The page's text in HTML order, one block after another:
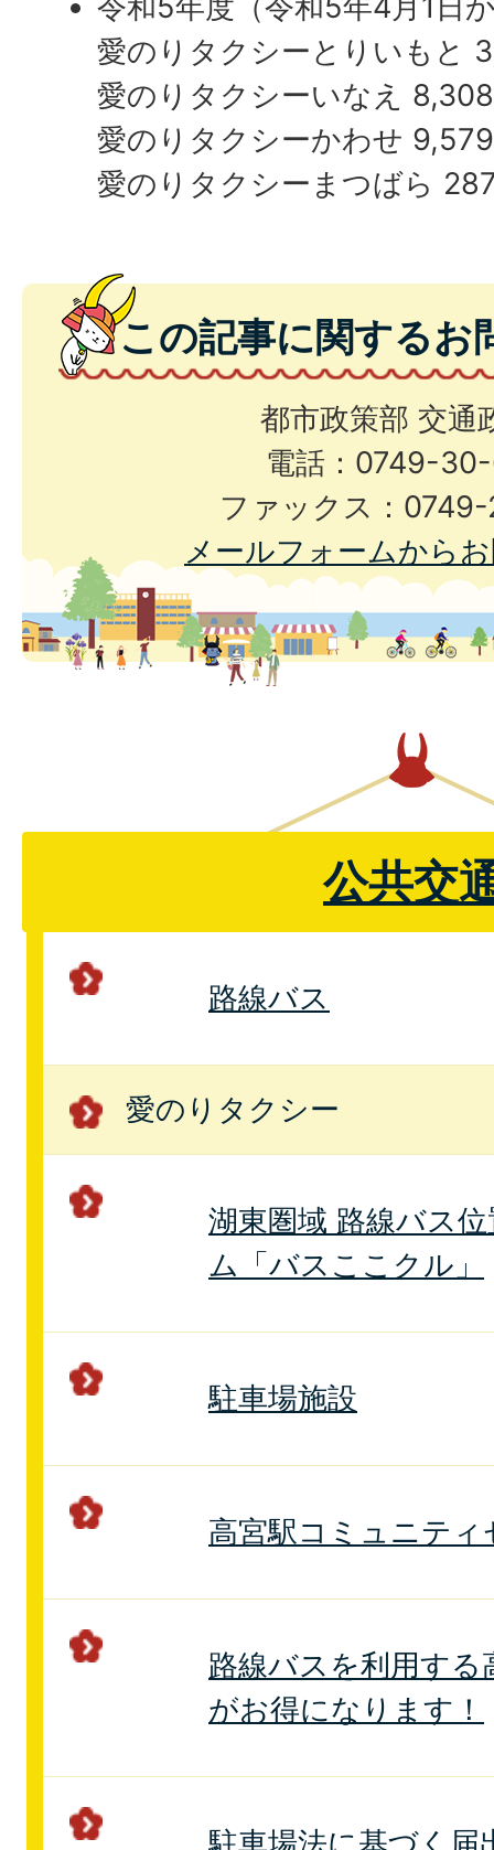
平成30年度（平成30年4月1
31日）
愛のりタクシーとりいもと
愛のりタクシーいなえ
愛のりタクシーかわせ
愛のりタクシーとりいもと
愛のりタクシーいなえ
愛のりタクシーかわせ
愛のりタクシーまつばら
この記事に関するお
都市政策部 交通
電話：0749-
ファックス：
メールフォームから
公共交
路線バス
愛のりタクシー
湖東圏域 路線バス
ム「バスここクル」
駐車場施設
高宮駅コミュニティ
路線バスを利用す
がお得になります！
駐車場法に基づく届